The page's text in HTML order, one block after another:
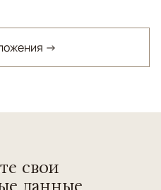
→
свои
данные